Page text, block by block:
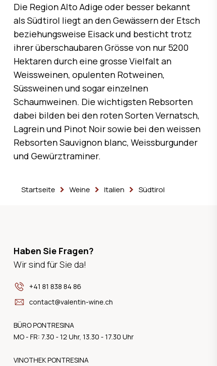
Die Region Alto Adige oder besser bekannt
als Südtirol liegt an den Gewässern der Etsch
beziehungsweise Eisack und besticht trotz
ihrer überschaubaren Grösse von nur 5200
Hektaren durch eine grosse Vielfalt an
Weissweinen, opulenten Rotweinen,
Süssweinen und sogar einzelnen
Schaumweinen. Die wichtigsten Rebsorten
dabei bilden bei den roten Sorten Vernatsch,
Lagrein und Pinot Noir sowie bei den weissen
Rebsorten Sauvignon blanc, Weissburgunder
und Gewürztraminer.
Startseite Weine Italien Südtirol
Haben Sie Fragen?
Wir sind für Sie da!
+41 81 838 84 86
contact@valentin-wine.ch
BÜRO PONTRESINA
MO - FR: 7.30 - 12 Uhr, 13.30 - 17.30 Uhr
VINOTHEK PONTRESINA